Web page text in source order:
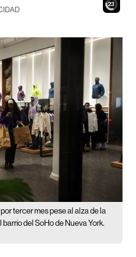
21
tercer mes pese al alza de la
del SoHo de Nueva York.